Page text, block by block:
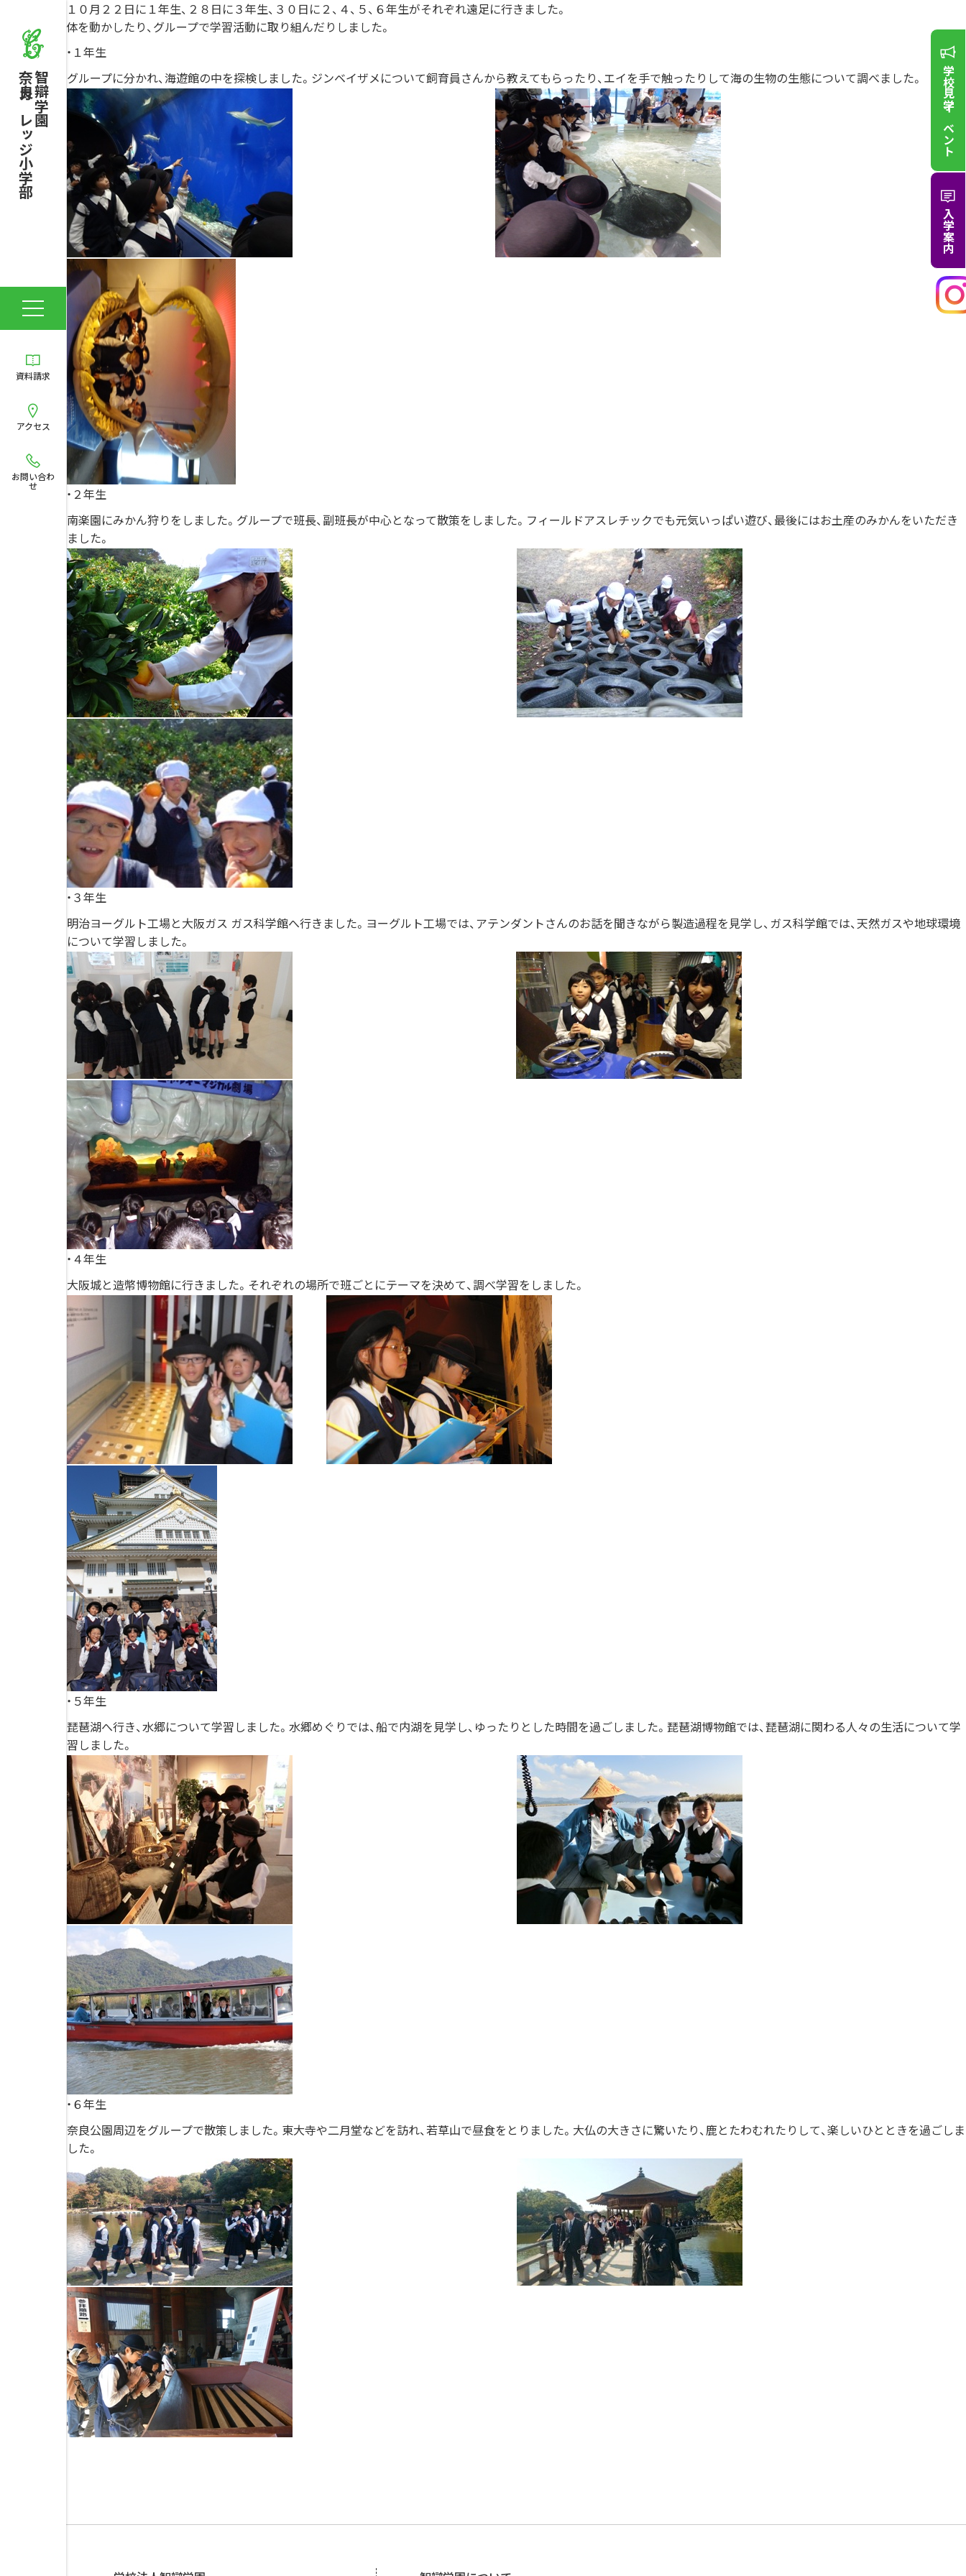
智辯学園
奈良カレッジ小学部
資料請求
アクセス
お問い合わ
せ
学校見学
イベント
入学案内
１０月２２日に１年生、２８日に３年生、３０日に２、４、５、６年生がそれぞれ遠足に行きました。
体を動かしたり、グループで学習活動に取り組んだりしました。
・１年生
グループに分かれ、海遊館の中を探検しました。ジンベイザメについて飼育員さんから教えてもらったり、エイを手で触ったりして海の生物の生態について調べました。
・２年生
南楽園にみかん狩りをしました。グループで班長、副班長が中心となって散策をしました。フィールドアスレチックでも元気いっぱい遊び、最後にはお土産のみかんをいただき
ました。
・３年生
明治ヨーグルト工場と大阪ガス ガス科学館へ行きました。ヨーグルト工場では、アテンダントさんのお話を聞きながら製造過程を見学し、ガス科学館では、天然ガスや地球環境
について学習しました。
・４年生
大阪城と造幣博物館に行きました。それぞれの場所で班ごとにテーマを決めて、調べ学習をしました。
・５年生
琵琶湖へ行き、水郷について学習しました。水郷めぐりでは、船で内湖を見学し、ゆったりとした時間を過ごしました。琵琶湖博物館では、琵琶湖に関わる人々の生活について学
習しました。
・６年生
奈良公園周辺をグループで散策しました。東大寺や二月堂などを訪れ、若草山で昼食をとりました。大仏の大きさに驚いたり、鹿とたわむれたりして、楽しいひとときを過ごしま
した。